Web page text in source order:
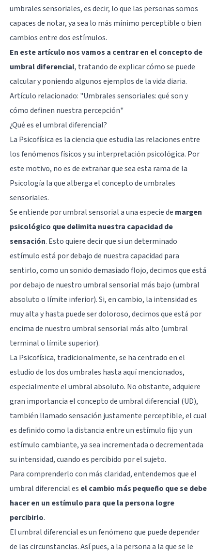
umbrales sensoriales, es decir, lo que las personas somos
capaces de notar, ya sea lo más mínimo perceptible o bien
cambios entre dos estímulos.
En este artículo nos vamos a centrar en el concepto de
umbral diferencial, tratando de explicar cómo se puede
calcular y poniendo algunos ejemplos de la vida diaria.
Artículo relacionado: "Umbrales sensoriales: qué son y
cómo definen nuestra percepción"
¿Qué es el umbral diferencial?
La Psicofísica es la ciencia que estudia las relaciones entre
los fenómenos físicos y su interpretación psicológica. Por
este motivo, no es de extrañar que sea esta rama de la
Psicología la que alberga el concepto de umbrales
sensoriales.
Se entiende por umbral sensorial a una especie de margen
psicológico que delimita nuestra capacidad de
sensación. Esto quiere decir que si un determinado
estímulo está por debajo de nuestra capacidad para
sentirlo, como un sonido demasiado flojo, decimos que está
por debajo de nuestro umbral sensorial más bajo (umbral
absoluto o límite inferior). Si, en cambio, la intensidad es
muy alta y hasta puede ser doloroso, decimos que está por
encima de nuestro umbral sensorial más alto (umbral
terminal o límite superior).
La Psicofísica, tradicionalmente, se ha centrado en el
estudio de los dos umbrales hasta aquí mencionados,
especialmente el umbral absoluto. No obstante, adquiere
gran importancia el concepto de umbral diferencial (UD),
también llamado sensación justamente perceptible, el cual
es definido como la distancia entre un estímulo fijo y un
estímulo cambiante, ya sea incrementada o decrementada
su intensidad, cuando es percibido por el sujeto.
Para comprenderlo con más claridad, entendemos que el
umbral diferencial es el cambio más pequeño que se debe
hacer en un estímulo para que la persona logre
percibirlo.
El umbral diferencial es un fenómeno que puede depender
de las circunstancias. Así pues, a la persona a la que se le